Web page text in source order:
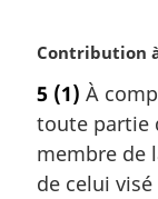
N
t
e
m
a
Contribution
5 (1) À
toute partie
membre de
de celui